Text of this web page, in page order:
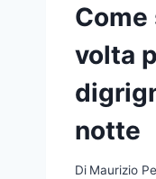
volta
notte
Di Maurizio